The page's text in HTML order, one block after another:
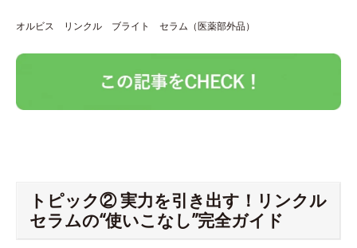
オルビス リンクル ブライト セラム（医薬部外品）
トピック② 実力を引き出す！リンクル
セラムの“使いこなし”完全ガイド